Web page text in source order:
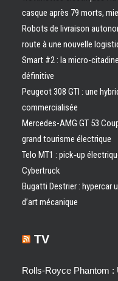
casque après 79 morts,
Robots de livraison
route à une nouvelle
Smart #2 : la micro-
définitive
Peugeot 308 GTI : une
commercialisée
Mercedes-AMG GT 53
grand tourisme électrique
Telo MT1 : pick‑up
Cybertruck
Bugatti Destrier : hypercar
d’art mécanique
TV
Rolls-Royce Phantom